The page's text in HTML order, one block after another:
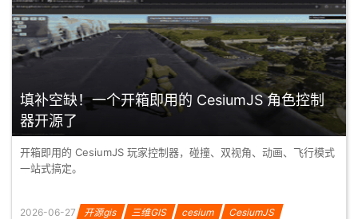
填补空缺！一个开箱即用的 CesiumJS 角色控制
器开源了
开箱即用的 CesiumJS 玩家控制器，碰撞、双视角、动画、飞行模式
一站式搞定。
2026-06-27 开源gis 三维GIS cesium CesiumJS